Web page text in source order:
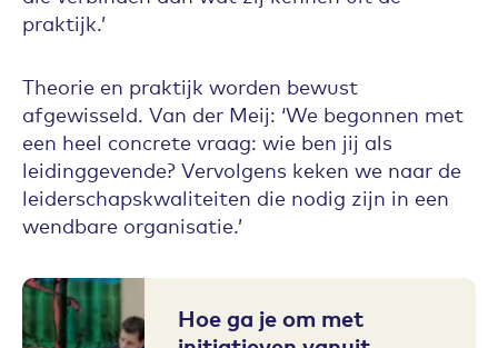
praktijk.’
Theorie en praktijk worden bewust
afgewisseld. Van der Meij: ‘We begonnen met
een heel concrete vraag: wie ben jij als
leidinggevende? Vervolgens keken we naar de
leiderschapskwaliteiten die nodig zijn in een
wendbare organisatie.’
Hoe ga je om met